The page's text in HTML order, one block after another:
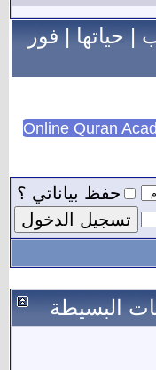
|حياتها|فور
حفظ بياناتي ؟
البسيطة